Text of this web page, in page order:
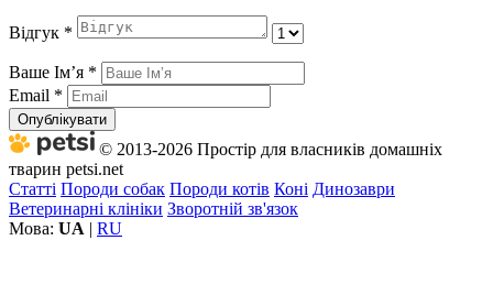
Відгук *
Ваше Імʼя *
Email *
Опублікувати
© 2013-2026 Простір для власників домашніх
тварин petsi.net
Статті Породи собак Породи котів Коні Динозаври
Ветеринарні клініки Зворотній зв'язок
Мова: UA | RU